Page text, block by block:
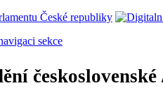
sekce
československé